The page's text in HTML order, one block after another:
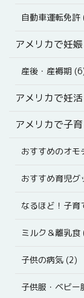
自動車運転免許
アメリカで妊
産後・産褥期
アメリカで妊
アメリカで子
おすすめのオモ
おすすめ育児グ
なるほど！子育
ミルク＆離乳食
子供の病気 (2)
子供服・ベビー